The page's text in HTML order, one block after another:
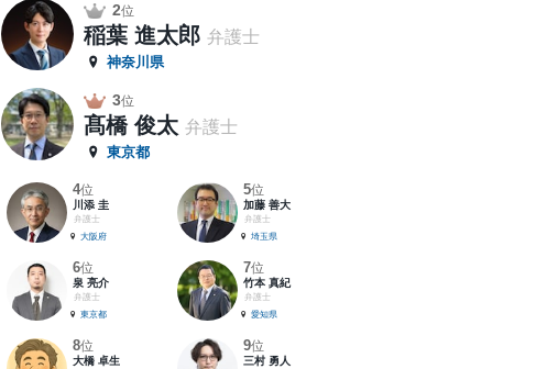
2位
稲葉 進太郎 弁護士
神奈川県
3位
髙橋 俊太 弁護士
東京都
4位
川添 圭
弁護士
大阪府
5位
加藤 善大
弁護士
埼玉県
6位
泉 亮介
弁護士
東京都
7位
竹本 真紀
弁護士
愛知県
8位
大橋 卓生
9位
三村 勇人